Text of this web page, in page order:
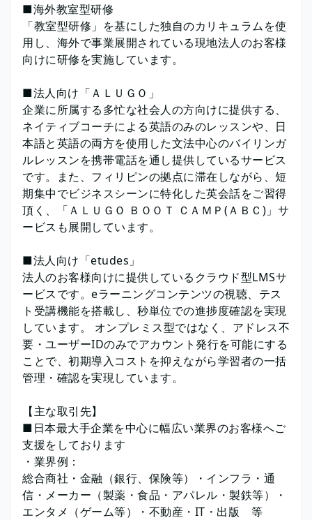
■海外教室型研修
「教室型研修」を基にした独自のカリキュラムを使
用し、海外で事業展開されている現地法人のお客様
向けに研修を実施しています。
■法人向け「ＡＬＵＧＯ」
企業に所属する多忙な社会人の方向けに提供する、
ネイティブコーチによる英語のみのレッスンや、日
本語と英語の両方を使用した文法中心のバイリンガ
ルレッスンを携帯電話を通し提供しているサービス
です。また、フィリピンの拠点に滞在しながら、短
期集中でビジネスシーンに特化した英会話をご習得
頂く、「ＡＬＵＧＯ ＢＯＯＴ ＣＡＭＰ(ＡＢＣ)」サ
ービスも展開しています。
■法人向け「etudes」
法人のお客様向けに提供しているクラウド型LMSサ
ービスです。eラーニングコンテンツの視聴、テス
ト受講機能を搭載し、秒単位での進捗度確認を実現
しています。 オンプレミス型ではなく、アドレス不
要・ユーザーIDのみでアカウント発行を可能にする
ことで、初期導入コストを抑えながら学習者の一括
管理・確認を実現しています。
【主な取引先】
■日本最大手企業を中心に幅広い業界のお客様へご
支援をしております
・業界例：
総合商社・金融（銀行、保険等）・インフラ・通
信・メーカー（製薬・食品・アパレル・製鉄等）・
エンタメ（ゲーム等）・不動産・IT・出版 等